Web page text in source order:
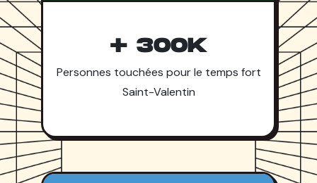
+ 300K
Personnes touchées pour le temps fort
Saint-Valentin